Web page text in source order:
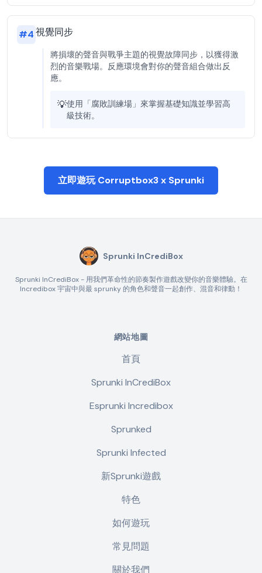
#4視覺同步
將損壞的聲音與戰爭主題的視覺故障同步，以獲得激
烈的音樂戰場。反應環境會對你的聲音組合做出反
應。
💡使用「腐敗訓練場」來掌握基礎知識並學習高
級技術。
立即遊玩 Corruptbox3 x Sprunki
Sprunki InCrediBox
Sprunki InCrediBox - 用我們革命性的節奏製作遊戲改變你的音樂體驗。在
Incredibox 宇宙中與最 sprunky 的角色和聲音一起創作、混音和律動！
網站地圖
首頁
Sprunki InCrediBox
Esprunki Incredibox
Sprunked
Sprunki Infected
新Sprunki遊戲
特色
如何遊玩
常見問題
關於我們